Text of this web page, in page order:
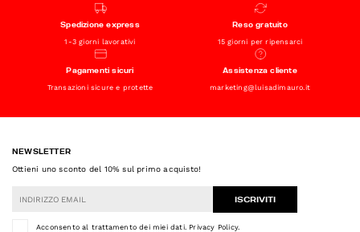
Spedizione express
1-3 giorni lavorativi
Reso gratuito
15 giorni per ripensarci
Pagamenti sicuri
Transazioni sicure e protette
Assistenza cliente
marketing@luisadimauro.it
NEWSLETTER
Ottieni uno sconto del 10% sul primo acquisto!
ISCRIVITI
Acconsento al trattamento dei miei dati. Privacy Policy.